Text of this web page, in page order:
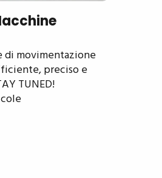
di movimentazione
preciso e
TUNED!